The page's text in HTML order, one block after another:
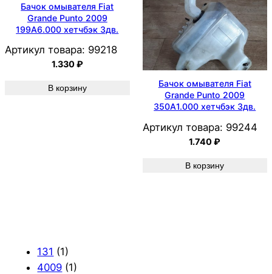
Бачок омывателя Fiat
Grande Punto 2009
199A6.000 хетчбэк 3дв.
Артикул товара: 99218
1.330₽
В корзину
Бачок омывателя Fiat
Grande Punto 2009
350A1.000 хетчбэк 3дв.
Артикул товара: 99244
1.740₽
В корзину
131 (1)
4009 (1)